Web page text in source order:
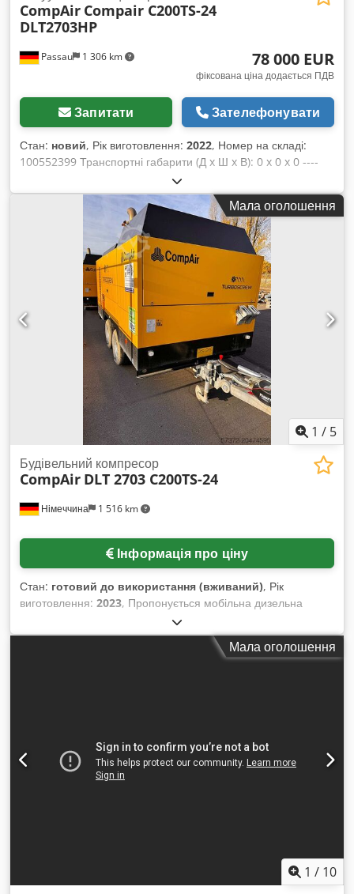
Passau 1 306 km
CompAir Compair C200TS-24
DLT2703HP
78 000 EUR
фіксована ціна додається ПДВ
Запитати Зателефонувати
Стан: новий, Рік виготовлення: 2022, Номер на складі:
100552399 Транспортні габарити (Д x Ш x В): 0 x 0 x 0 ----
Надійний, електронно керований двигун Cummins,
оснащений системою доочищення вихлопних газів
(SCRT®), відповідає всім нормативним вимогам етапу V
згідно з (EU) 2016/1628. Система SCRT® Великий дизельний
бак і бак для сечовини (AdBlue) Запатентована попередня
компресія повітря за допомогою додаткового
турбокомпресора Серійний попередній фільтр палива з
водовідділювачем Серійний клапан регулювання
температури масла для запобігання утворенню конденсату
Зручний для користувача дисплей Просте регулювання
робочого тиску з кроком 0,1 бар Dsdpfx Amjzkzvxjrokr
Окремий індикатор несправностей Швидка діагностика
несправностей Жовтий проблисковий маячок Вимикач
батареї в стандартній комплектації Робоча вага менше 3500
кг Діапазон тиску: від 7 до 24 бар Об’ємна витрата: від 20 до
27 м³/хв Ходова частина наразі демонтована? Варіант із
ходовою частиною доступний за запитом.
Мала оголошення
1 / 5
Німеччина 1 516 km
Будівельний компресор
CompAir DLT 2703 C200TS-24
Інформація про ціну
Стан: готовий до використання (вживаний), Рік
виготовлення: 2023, Пропонується мобільна дизельна
гвинтова компресорна установка CompAir, придатна для
використання на будівельних майданчиках. Витрата
повітря: 20 м³/хв, макс. робочий тиск: 24 бар, потужність
Мала оголошення
1 / 10